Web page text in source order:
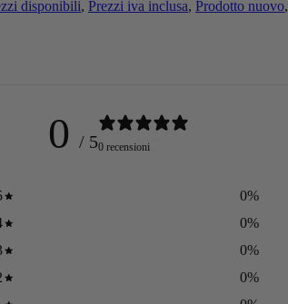
disponibili, Prezzi iva inclusa, Prodotto nuovo,
0 / 50 recensioni
0%
0%
0%
0%